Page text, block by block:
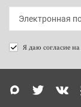
Я даю согласие на